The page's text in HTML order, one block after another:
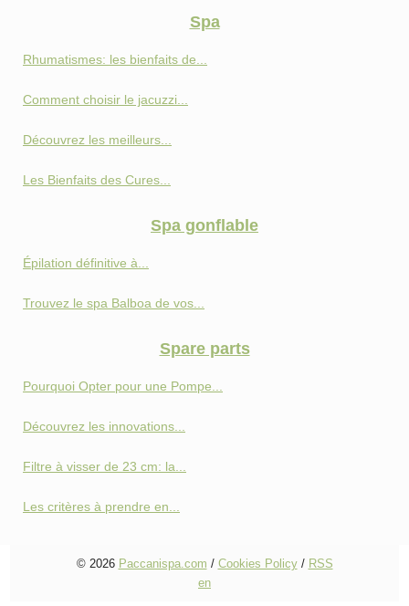
Spa
Rhumatismes: les bienfaits de...
Comment choisir le jacuzzi...
Découvrez les meilleurs...
Les Bienfaits des Cures...
Spa gonflable
Épilation définitive à...
Trouvez le spa Balboa de vos...
Spare parts
Pourquoi Opter pour une Pompe...
Découvrez les innovations...
Filtre à visser de 23 cm: la...
Les critères à prendre en...
© 2026 Paccanispa.com / Cookies Policy/ RSS
en